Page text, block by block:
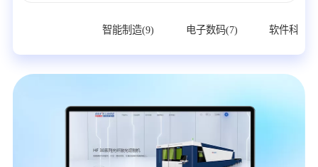
智能制造(9) 电子数码(7) 软件科技